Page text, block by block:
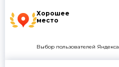
Хорошее
место
Выбор пользователей Яндекса